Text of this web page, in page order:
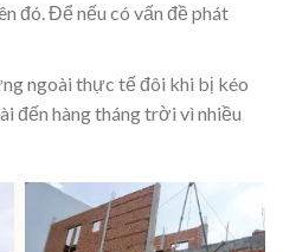
đó. Để nếu có vấn đề phát
ngoài thực tế đôi khi bị kéo
đến hàng tháng trời vì nhiều